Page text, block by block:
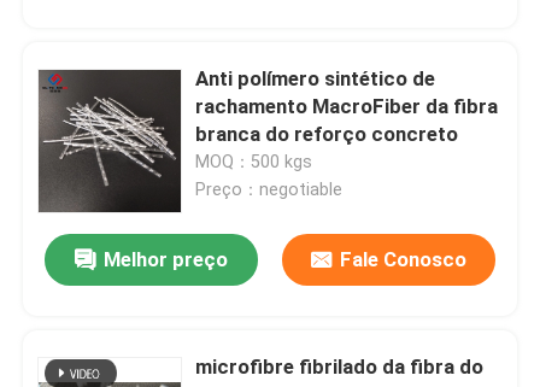
Isomaltooligossacarídeo IMO
Xilooligossacarídeo XOS
Galactooligossacarídeo GOS
Resinas sintéticas
Anti polímero sintético de
rachamento MacroFiber da fibra
branca do reforço concreto
MOQ：500 kgs
Preço：negotiable
Melhor preço Fale Conosco
microfibre fibrilado da fibra do